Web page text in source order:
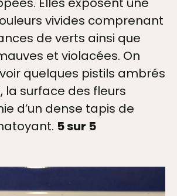
vivides comprenant
de verts ainsi que
et violacées. On
quelques pistils ambrés
la surface des fleurs
d’un dense tapis de
5 sur 5